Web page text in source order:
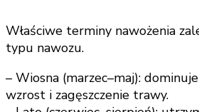
Właściwe terminy nawożenia
typu nawozu.
– Wiosna (marzec–maj):
wzrost i zagęszczenie trawy.